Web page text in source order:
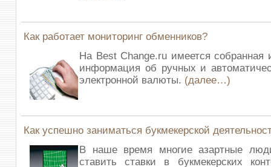
Как работает мониторинг обменников?
На Best Change.ru имеется собранная
информация об ручных и
электронной валюты. (далее…)
Как успешно заниматься букмекерской
В наше время многие азартные
ставить ставки в букмекерских